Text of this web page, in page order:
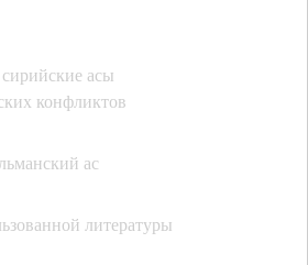
асы
конфликтов
ас
литературы